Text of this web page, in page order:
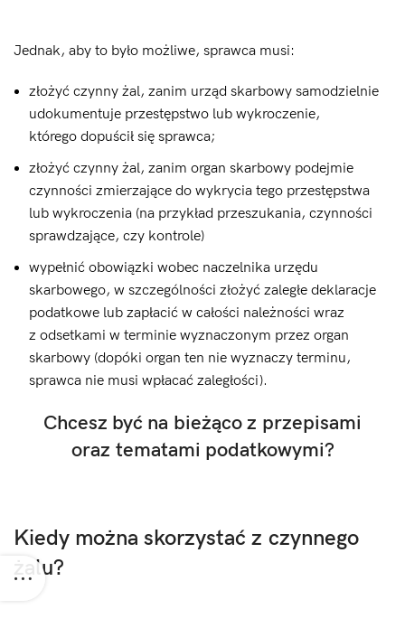
Jednak, aby to było możliwe, sprawca musi:
złożyć czynny żal, zanim urząd skarbowy samodzielnie
udokumentuje przestępstwo lub wykroczenie,
którego dopuścił się sprawca;
złożyć czynny żal, zanim organ skarbowy podejmie
czynności zmierzające do wykrycia tego przestępstwa
lub wykroczenia (na przykład przeszukania, czynności
sprawdzające, czy kontrole)
wypełnić obowiązki wobec naczelnika urzędu
skarbowego, w szczególności złożyć zaległe deklaracje
podatkowe lub zapłacić w całości należności wraz
z odsetkami w terminie wyznaczonym przez organ
skarbowy (dopóki organ ten nie wyznaczy terminu,
sprawca nie musi wpłacać zaległości).
Chcesz być na bieżąco z przepisami
oraz tematami podatkowymi?
Kiedy można skorzystać z czynnego
żalu?